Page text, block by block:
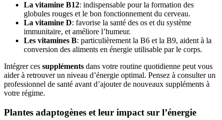
La vitamine B12: indispensable pour la formation des
globules rouges et le bon fonctionnement du cerveau.
La vitamine D: favorise la santé des os et du système
immunitaire, et améliore l’humeur.
Les vitamines B: particulièrement la B6 et la B9, aident à la
conversion des aliments en énergie utilisable par le corps.
Intégrer ces suppléments dans votre routine quotidienne peut vous
aider à retrouver un niveau d’énergie optimal. Pensez à consulter un
professionnel de santé avant d’ajouter de nouveaux suppléments à
votre régime.
Plantes adaptogènes et leur impact sur l’énergie